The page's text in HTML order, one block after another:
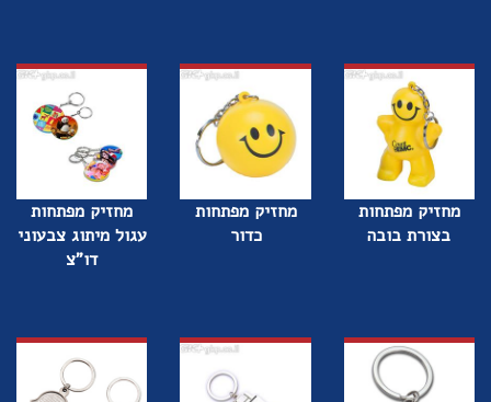
מחזיק מפתחות
בצורת בובה
מחזיק מפתחות
כדור
מחזיק מפתחות
עגול מיתוג צבעוני
דו"צ